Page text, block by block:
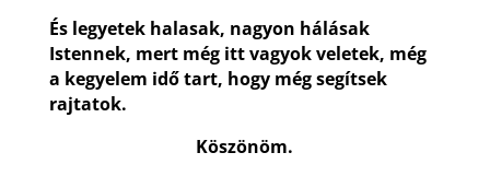
És legyetek halasak, nagyon hálásak
Istennek, mert még itt vagyok veletek, még
a kegyelem idő tart, hogy még segítsek
rajtatok.
Köszönöm.